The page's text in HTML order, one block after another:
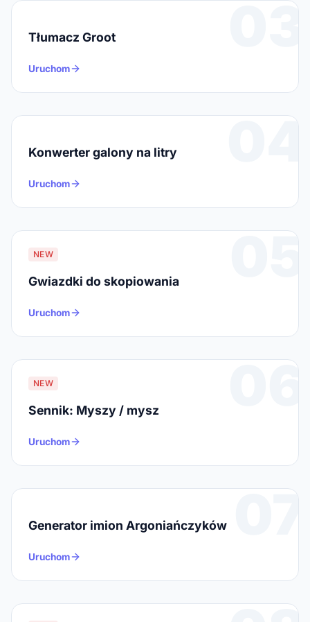
03
Tłumacz Groot
Uruchom
04
Konwerter galony na litry
Uruchom
05
NEW
Gwiazdki do skopiowania
Uruchom
06
NEW
Sennik: Myszy / mysz
Uruchom
07
Generator imion Argoniańczyków
Uruchom